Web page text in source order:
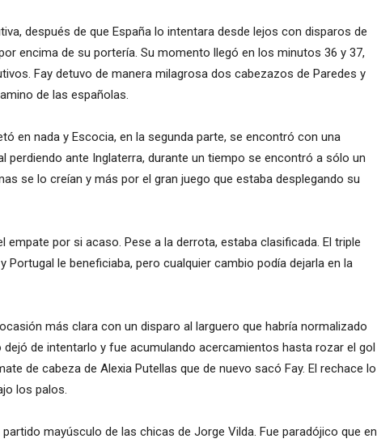
después de que España lo intentara desde lejos con disparos de
encima de su portería. Su momento llegó en los minutos 36 y 37,
Fay detuvo de manera milagrosa dos cabezazos de Paredes y
de las españolas.
en nada y Escocia, en la segunda parte, se encontró con una
perdiendo ante Inglaterra, durante un tiempo se encontró a sólo un
se lo creían y más por el gran juego que estaba desplegando su
empate por si acaso. Pese a la derrota, estaba clasificada. El triple
le beneficiaba, pero cualquier cambio podía dejarla en la
más clara con un disparo al larguero que habría normalizado
de intentarlo y fue acumulando acercamientos hasta rozar el gol
de cabeza de Alexia Putellas que de nuevo sacó Fay. El rechace lo
los palos.
mayúsculo de las chicas de Jorge Vilda. Fue paradójico que en